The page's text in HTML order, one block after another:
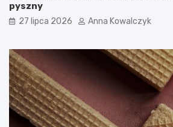
pyszny
27 lipca 2026 Anna Kowalczyk